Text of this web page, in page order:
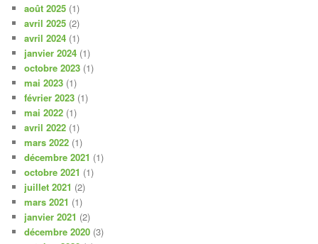
août 2025 (1)
avril 2025 (2)
avril 2024 (1)
janvier 2024 (1)
octobre 2023 (1)
mai 2023 (1)
février 2023 (1)
mai 2022 (1)
avril 2022 (1)
mars 2022 (1)
décembre 2021 (1)
octobre 2021 (1)
juillet 2021 (2)
mars 2021 (1)
janvier 2021 (2)
décembre 2020 (3)